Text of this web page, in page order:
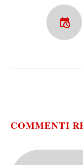
COMMENTI